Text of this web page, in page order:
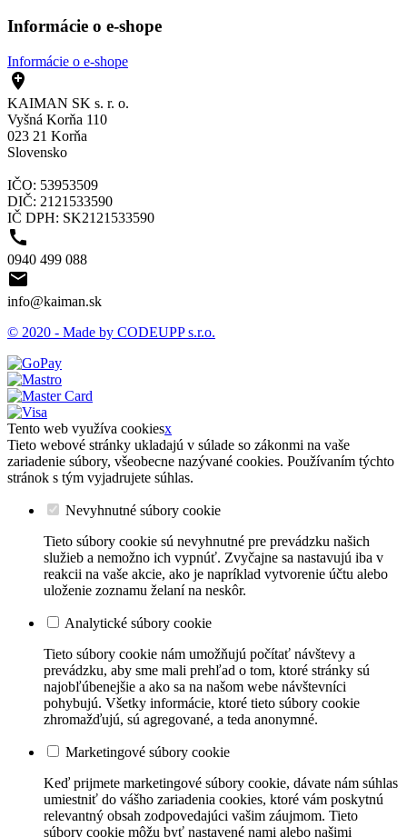
Informácie o e-shope
Informácie o e-shope

KAIMAN SK s. r. o.
Vyšná Korňa 110
023 21 Korňa
Slovensko
IČO: 53953509
DIČ: 2121533590
IČ DPH: SK2121533590

0940 499 088

info@kaiman.sk
© 2020 - Made by CODEUPP s.r.o.
Tento web využíva cookiesx
Tieto webové stránky ukladajú v súlade so zákonmi na vaše
zariadenie súbory, všeobecne nazývané cookies. Používaním týchto
stránok s tým vyjadrujete súhlas.
Nevyhnutné súbory cookie
Tieto súbory cookie sú nevyhnutné pre prevádzku našich
služieb a nemožno ich vypnúť. Zvyčajne sa nastavujú iba v
reakcii na vaše akcie, ako je napríklad vytvorenie účtu alebo
uloženie zoznamu želaní na neskôr.
Analytické súbory cookie
Tieto súbory cookie nám umožňujú počítať návštevy a
prevádzku, aby sme mali prehľad o tom, ktoré stránky sú
najobľúbenejšie a ako sa na našom webe návštevníci
pohybujú. Všetky informácie, ktoré tieto súbory cookie
zhromažďujú, sú agregované, a teda anonymné.
Marketingové súbory cookie
Keď prijmete marketingové súbory cookie, dávate nám súhlas
umiestniť do vášho zariadenia cookies, ktoré vám poskytnú
relevantný obsah zodpovedajúci vašim záujmom. Tieto
súbory cookie môžu byť nastavené nami alebo našimi